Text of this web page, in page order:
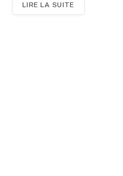
LIRE LA SUITE